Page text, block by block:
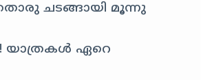
ചടങ്ങായി മൂന്നു
യാത്രകൾ ഏറെ